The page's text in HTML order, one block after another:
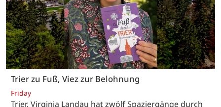
Trier zu Fuß, Viez zur Belohnung
Friday
Trier. Virginia Landau hat zwölf Spaziergänge durch